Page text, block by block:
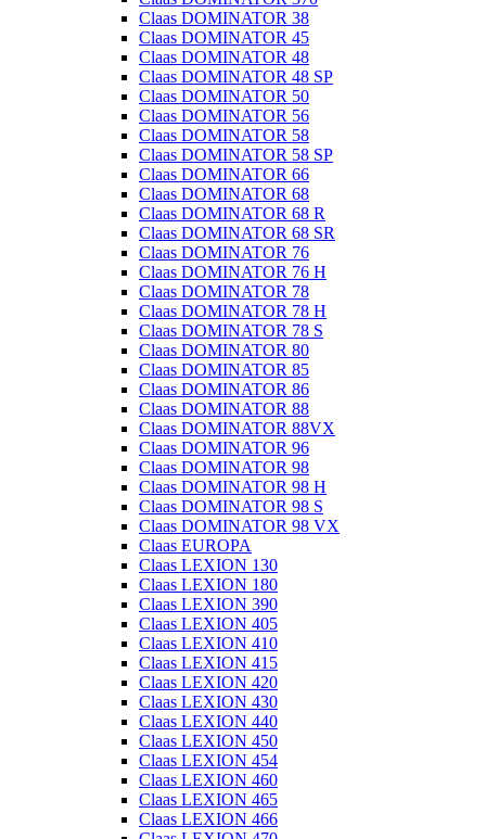
Claas DOMINATOR 38
Claas DOMINATOR 45
Claas DOMINATOR 48
Claas DOMINATOR 48 SP
Claas DOMINATOR 50
Claas DOMINATOR 56
Claas DOMINATOR 58
Claas DOMINATOR 58 SP
Claas DOMINATOR 66
Claas DOMINATOR 68
Claas DOMINATOR 68 R
Claas DOMINATOR 68 SR
Claas DOMINATOR 76
Claas DOMINATOR 76 H
Claas DOMINATOR 78
Claas DOMINATOR 78 H
Claas DOMINATOR 78 S
Claas DOMINATOR 80
Claas DOMINATOR 85
Claas DOMINATOR 86
Claas DOMINATOR 88
Claas DOMINATOR 88VX
Claas DOMINATOR 96
Claas DOMINATOR 98
Claas DOMINATOR 98 H
Claas DOMINATOR 98 S
Claas DOMINATOR 98 VX
Claas EUROPA
Claas LEXION 130
Claas LEXION 180
Claas LEXION 390
Claas LEXION 405
Claas LEXION 410
Claas LEXION 415
Claas LEXION 420
Claas LEXION 430
Claas LEXION 440
Claas LEXION 450
Claas LEXION 454
Claas LEXION 460
Claas LEXION 465
Claas LEXION 466